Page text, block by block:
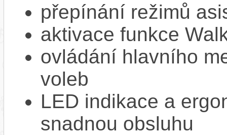
přepínání režimů
aktivace funkce
ovládání hlavního
voleb
LED indikace a
snadnou obsluhu